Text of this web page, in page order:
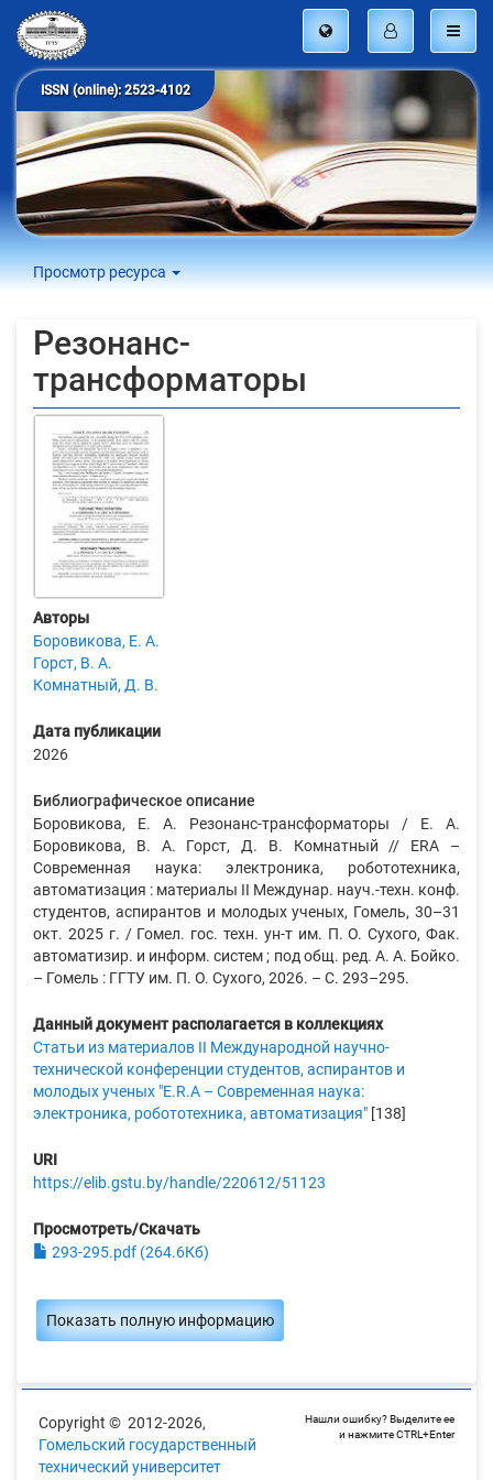
ISSN (online): 2523-4102
Просмотр ресурса
Резонанс-
трансформаторы
Авторы
Боровикова, Е. А.
Горст, В. А.
Комнатный, Д. В.
Дата публикации
2026
Библиографическое описание
Боровикова, Е. А. Резонанс-трансформаторы / Е. А.
Боровикова, В. А. Горст, Д. В. Комнатный // ERA –
Современная наука: электроника, робототехника,
автоматизация : материалы II Междунар. науч.-техн. конф.
студентов, аспирантов и молодых ученых, Гомель, 30–31
окт. 2025 г. / Гомел. гос. техн. ун-т им. П. О. Сухого, Фак.
автоматизир. и информ. систем ; под общ. ред. А. А. Бойко.
– Гомель : ГГТУ им. П. О. Сухого, 2026. – С. 293–295.
Данный документ располагается в коллекциях
Статьи из материалов II Международной научно-
технической конференции студентов, аспирантов и
молодых ученых "E.R.A – Современная наука:
электроника, робототехника, автоматизация" [138]
URI
https://elib.gstu.by/handle/220612/51123
Просмотреть/Скачать
293-295.pdf (264.6Кб)
Показать полную информацию
Copyright © 2012-2026,
Гомельский государственный
технический университет
Нашли ошибку? Выделите ее
и нажмите CTRL+Enter